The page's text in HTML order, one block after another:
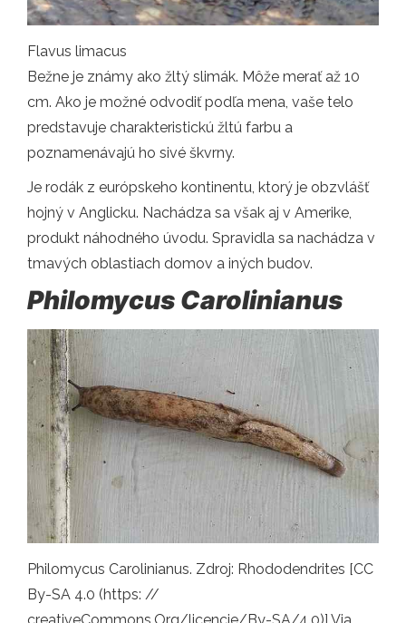
Flavus limacus
Bežne je známy ako žltý slimák. Môže merať až 10
cm. Ako je možné odvodiť podľa mena, vaše telo
predstavuje charakteristickú žltú farbu a
poznamenávajú ho sivé škvrny.
Je rodák z európskeho kontinentu, ktorý je obzvlášť
hojný v Anglicku. Nachádza sa však aj v Amerike,
produkt náhodného úvodu. Spravidla sa nachádza v
tmavých oblastiach domov a iných budov.
Philomycus Carolinianus
Philomycus Carolinianus. Zdroj: Rhododendrites [CC
By-SA 4.0 (https: //